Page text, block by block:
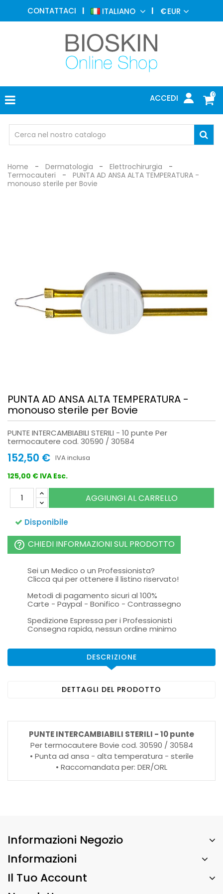
CONTATTACI ITALIANO €EUR
0
ACCEDI
MEDICINA
ESTETICA
DERMATOLOGIA
FOTOTERAPIA
ELETTROMEDICALI
MEDICO
OCCHIALI
DI
Home Dermatologia
Elettrochirurgia
Termocauteri
PUNTA AD ANSA ALTA TEMPERATURA -
monouso sterile per Bovie
PUNTA AD ANSA ALTA TEMPERATURA -
monouso sterile per Bovie
PUNTE INTERCAMBIABILI STERILI - 10 punte Per
termocautere cod. 30590 / 30584
152,50 € IVA inclusa
125,00 € IVA Esc.
AGGIUNGI AL CARRELLO
Disponibile
help_outline CHIEDI INFORMAZIONI SUL PRODOTTO
Sei un Medico o un Professionista?
Clicca qui per ottenere il listino riservato!
Metodi di pagamento sicuri al 100%
Carte - Paypal - Bonifico - Contrassegno
Spedizione Espressa per i Professionisti
Consegna rapida, nessun ordine minimo
DESCRIZIONE
DETTAGLI DEL PRODOTTO
PUNTE INTERCAMBIABILI STERILI - 10 punte
Per termocautere Bovie cod. 30590 / 30584
• Punta ad ansa - alta temperatura - sterile
• Raccomandata per: DER/ORL
Informazioni Negozio
Informazioni
Il Tuo Account